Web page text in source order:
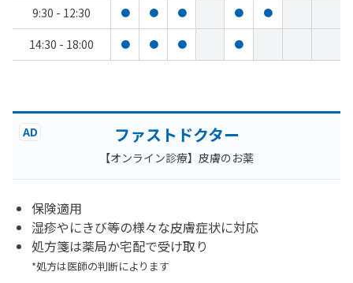
9:30 - 12:30
● ● ● ● ●
14:30 - 18:00 ● ● ● ●
AD ファストドクター
【オンライン診療】皮膚のお薬
保険適用
湿疹やにきび等の様々な皮膚症状に対応
処方箋は薬局か宅配で受け取り
*処方は医師の判断によります